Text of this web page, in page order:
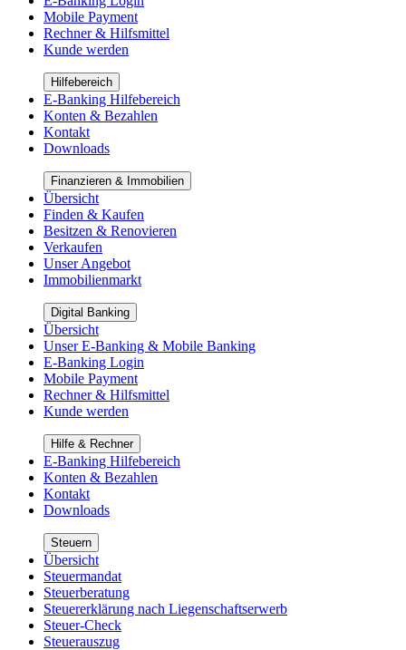
Mobile Payment
Rechner & Hilfsmittel
Kunde werden
Hilfebereich
E-Banking Hilfebereich
Konten & Bezahlen
Kontakt
Downloads
Finanzieren & Immobilien
Übersicht
Finden & Kaufen
Besitzen & Renovieren
Verkaufen
Unser Angebot
Immobilienmarkt
Digital Banking
Übersicht
Unser E-Banking & Mobile Banking
E-Banking Login
Mobile Payment
Rechner & Hilfsmittel
Kunde werden
Hilfe & Rechner
E-Banking Hilfebereich
Konten & Bezahlen
Kontakt
Downloads
Steuern
Übersicht
Steuermandat
Steuerberatung
Steuererklärung nach Liegenschaftserwerb
Steuer-Check
Steuerauszug